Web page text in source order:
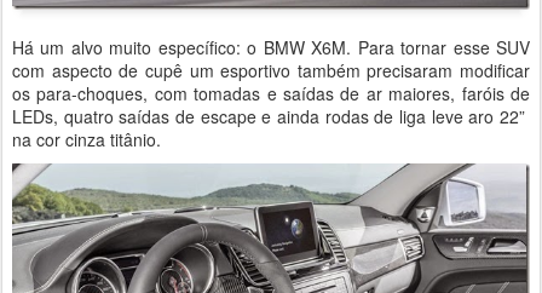
Há um alvo muito específico: o BMW X6M. Para tornar esse SUV
com aspecto de cupê um esportivo também precisaram modificar
os para-choques, com tomadas e saídas de ar maiores, faróis de
LEDs, quatro saídas de escape e ainda rodas de liga leve aro 22”
na cor cinza titânio.